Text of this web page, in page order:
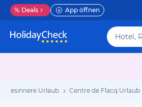
% Deals App öffnen
Urlaub Centre de Flacq Urlaub